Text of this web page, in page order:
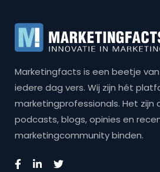
Marketingfacts is een beetje
iedere dag vers. Wij zijn hét
marketingprofessionals. Het zijn
podcasts, blogs, opinies en
marketingcommunity binden.